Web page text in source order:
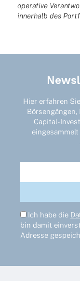
opera­tive
inner­halb des
Hier erfahren
Capital-
Ich habe die
bin damit
Adresse